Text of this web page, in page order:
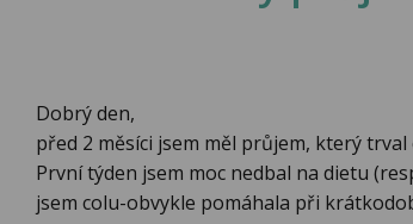
Dobrý den,
před 2 měsíci jsem měl průjem, který
První týden jsem moc nedbal na dietu
jsem colu-obvykle pomáhala při